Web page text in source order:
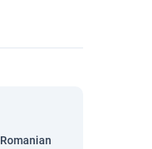
Romanian